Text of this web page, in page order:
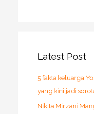
Latest Post
5 fakta keluarga
yang kini jadi
Nikita Mirzani